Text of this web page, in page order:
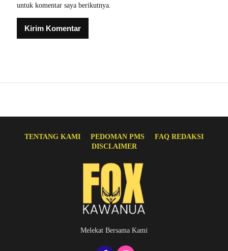
untuk komentar saya berikutnya.
TENTANG KAMI PEDOMAN PMS
FAQ REDAKSI
DISCLAIMER
Melekat Bersama Kami